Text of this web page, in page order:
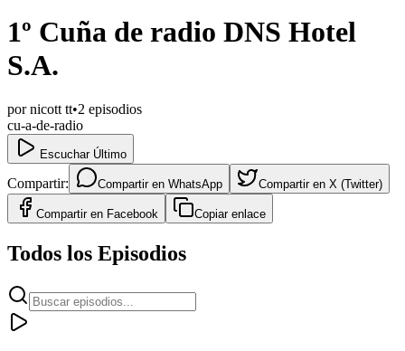
1º Cuña de radio DNS Hotel
S.A.
pornicott tt•2 episodios
cu-a-de-radio
Escuchar Último
Compartir: Compartir en WhatsApp Compartir en X (Twitter)
Compartir en Facebook Copiar enlace
Todos los Episodios